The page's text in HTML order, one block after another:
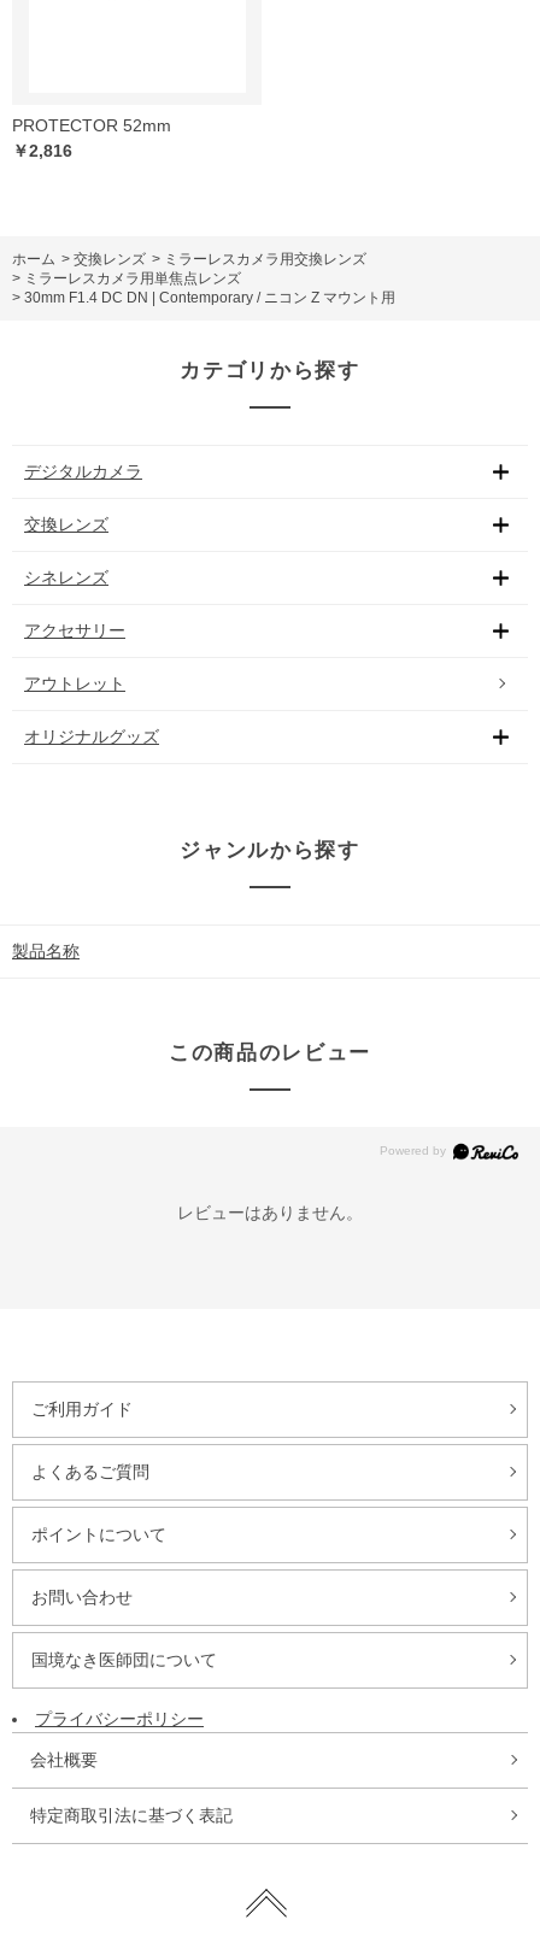
PROTECTOR 52mm
￥2,816
ホーム > 交換レンズ > ミラーレスカメラ用交換レンズ
> ミラーレスカメラ用単焦点レンズ
> 30mm F1.4 DC DN | Contemporary / ニコン Z マウント用
カテゴリから探す
デジタルカメラ
交換レンズ
シネレンズ
アクセサリー
アウトレット
オリジナルグッズ
ジャンルから探す
製品名称
この商品のレビュー
レビューはありません。
ご利用ガイド
よくあるご質問
ポイントについて
お問い合わせ
国境なき医師団について
プライバシーポリシー
会社概要
特定商取引法に基づく表記